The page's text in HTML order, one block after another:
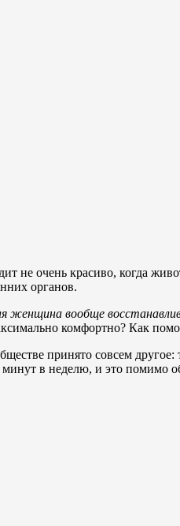
очень красиво, когда
органов.
вообще
комфортно? Как
принято совсем
в неделю, и это помимо